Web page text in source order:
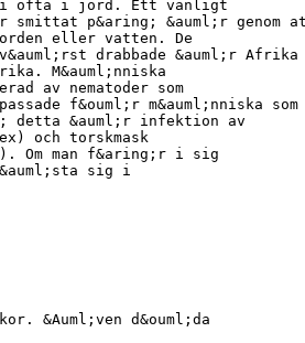
i ofta i jord. Ett vanligt
p&aring; &auml;r genom
eller vatten. De
drabbade &auml;r Afrika
M&auml;nniska
av nematoder som
f&ouml;r m&auml;nniska som
detta &auml;r infektion av
och torskmask
Om man f&aring;r i sig
sig i
&Auml;ven d&ouml;da